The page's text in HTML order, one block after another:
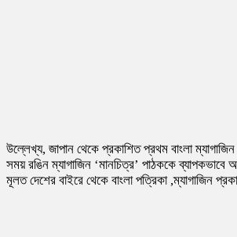
উল্লেখ্য, জাপান থেকে প্রকাশিত প্রথম বাংলা
সময় রঙিন ম্যাগাজিন ‘মানচিত্র’ পাঠককে
মূলত দেশের বাইরে থেকে বাংলা পত্রিকা ,ম্যাগাজিন